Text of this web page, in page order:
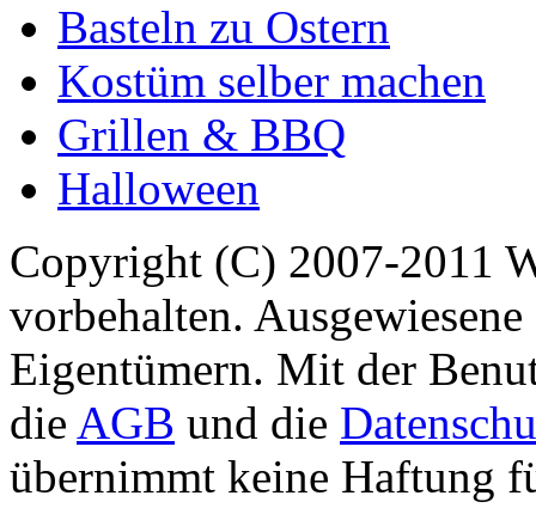
Basteln zu Ostern
Kostüm selber machen
Grillen & BBQ
Halloween
Copyright (C) 2007-2011
vorbehalten.
Eigentümern. Mit der
die AGB und die
übernimmt keine Haftung